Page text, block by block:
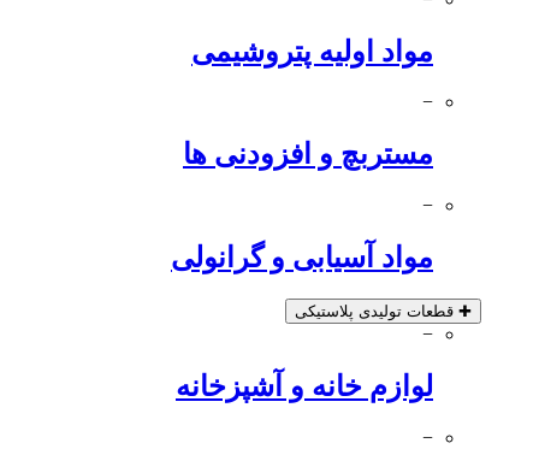
مواد اولیه پتروشیمی
−
مستربچ و افزودنی ها
−
مواد آسیابی و گرانولی
✚ قطعات تولیدی پلاستیکی
−
لوازم خانه و آشپزخانه
−